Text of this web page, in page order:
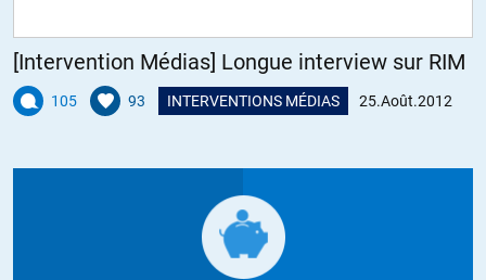
[Intervention Médias] Longue interview sur RIM
105 93 INTERVENTIONS MÉDIAS 25.Août.2012